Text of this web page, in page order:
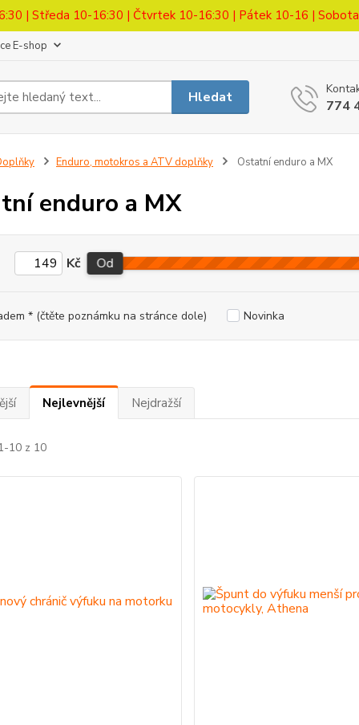
| Středa 10-16:30 | Čtvrtek 10-16:30 | Pátek 10-16 |
E-shop
Hledat
774
Enduro, motokros a ATV doplňky Ostatní enduro a MX
enduro a MX
Kč Od
* (čtěte poznámku na stránce dole) Novinka
Nejlevnější Nejdražší
10 z 10